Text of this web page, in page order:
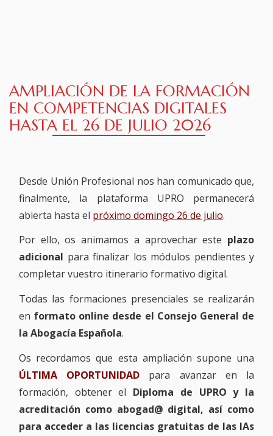
AMPLIACIÓN DE LA FORMACIÓN
EN COMPETENCIAS DIGITALES
HASTA EL 26 DE JULIO 2026
Desde Unión Profesional nos han comunicado que,
finalmente, la plataforma UPRO permanecerá
abierta hasta el próximo domingo 26 de julio.
Por ello, os animamos a aprovechar este plazo
adicional para finalizar los módulos pendientes y
completar vuestro itinerario formativo digital.
Todas las formaciones presenciales se realizarán
en formato online desde el Consejo General de
la Abogacía Española.
Os recordamos que esta ampliación supone una
ÚLTIMA OPORTUNIDAD para avanzar en la
formación, obtener el Diploma de UPRO y la
acreditación como abogad@ digital, así como
para acceder a las licencias gratuitas de las IAs